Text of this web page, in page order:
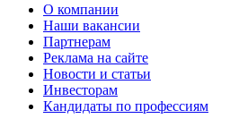
О компании
Наши вакансии
Партнерам
Реклама на сайте
Новости и статьи
Инвесторам
Кандидаты по профессиям